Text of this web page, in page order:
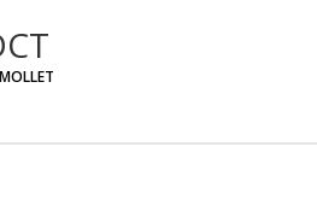
MOLLET